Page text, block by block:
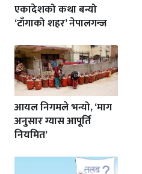
एकादेशको कथा बन्यो
‘टाँगाको शहर’ नेपालगन्ज
आयल निगमले भन्यो, ‘माग
अनुसार ग्यास आपूर्ति
नियमित’